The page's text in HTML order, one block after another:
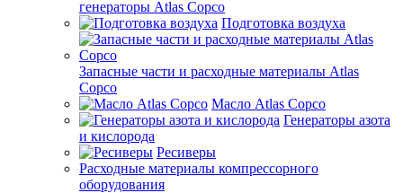
генераторы Atlas Copco
Подготовка воздуха
Запасные части и расходные материалы Atlas
Copco
Масло Atlas Copco
Генераторы азота
и кислорода
Ресиверы
Расходные материалы компрессорного
оборудования